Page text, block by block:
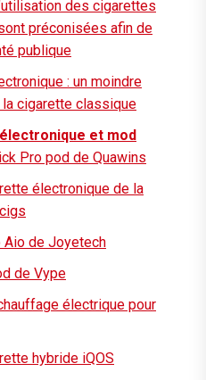
des cigarettes
préconisées afin de
publique
: un moindre
la cigarette classique
et mod
Pro pod de Quawins
électronique de la
Aio de Joyetech
de Vype
électrique pour
hybride iQOS